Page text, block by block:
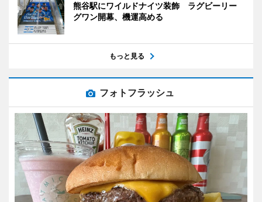
熊谷駅にワイルドナイツ装飾 ラグビーリー
グワン開幕、機運高める
もっと見る
フォトフラッシュ